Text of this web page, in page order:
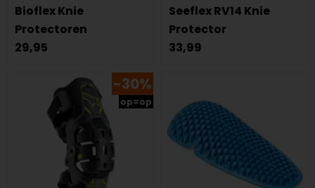
Bioflex Knie
Protectoren
29,95
Seeflex RV14 Knie
Protector
33,99
-30%
op=op